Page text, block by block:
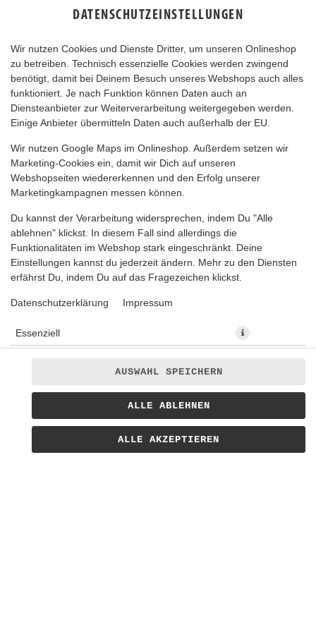
DATENSCHUTZEINSTELLUNGEN
Wir nutzen Cookies und Dienste Dritter, um unseren Onlineshop
zu betreiben. Technisch essenzielle Cookies werden zwingend
benötigt, damit bei Deinem Besuch unseres Webshops auch alles
funktioniert. Je nach Funktion können Daten auch an
Diensteanbieter zur Weiterverarbeitung weitergegeben werden.
Einige Anbieter übermitteln Daten auch außerhalb der EU.
Wir nutzen Google Maps im Onlineshop. Außerdem setzen wir
Marketing-Cookies ein, damit wir Dich auf unseren
Webshopseiten wiedererkennen und den Erfolg unserer
Marketingkampagnen messen können.
Du kannst der Verarbeitung widersprechen, indem Du "Alle
ablehnen" klickst. In diesem Fall sind allerdings die
Funktionalitäten im Webshop stark eingeschränkt. Deine
Einstellungen kannst du jederzeit ändern. Mehr zu den Diensten
erfährst Du, indem Du auf das Fragezeichen klickst.
Datenschutzerklärung Impressum
Essenziell
AUSWAHL SPEICHERN
ALLE ABLEHNEN
ALLE AKZEPTIEREN
CURRYSAUCE KLEIN
Für echte Currywurst. Sämig, würzig, Hausrezept seit 40
Jahren
1,50 € *